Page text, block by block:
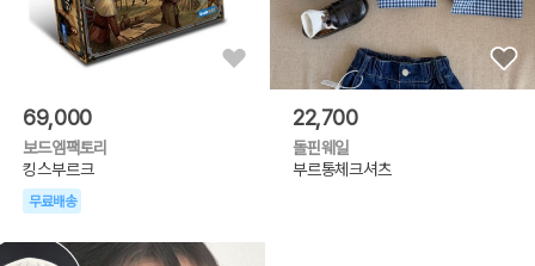
69,000
보드엠팩토리
킹스부르크
무료배송
22,700
돌핀웨일
부르통체크셔츠